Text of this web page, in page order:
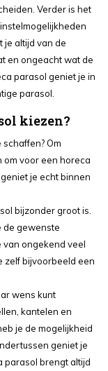
Verder is het
je altijd van de
en ongeacht wat de
parasol geniet je in
parasol.
kiezen?
Om
voor een horeca
je echt binnen
bijzonder groot is.
de gewenste
van ongekend veel
zelf bijvoorbeeld een
wens kunt
kantelen en
je de mogelijkheid
geniet je
parasol brengt altijd